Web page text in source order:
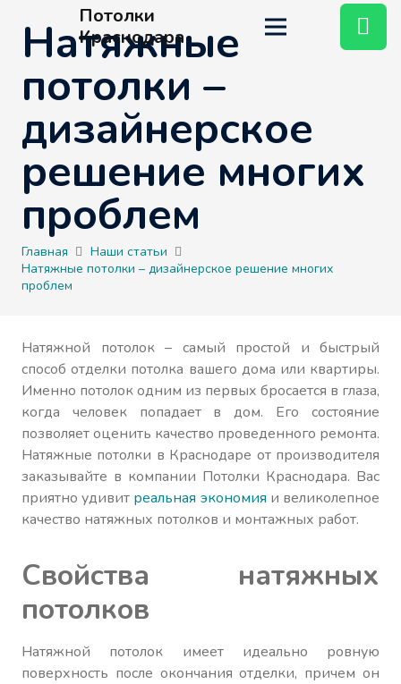
Потолки
Краснодара
Натяжные
потолки –
дизайнерское
решение многих
проблем
Главная
Наши статьи
Натяжные потолки – дизайнерское решение многих
проблем
Натяжной потолок – самый простой и быстрый
способ отделки потолка вашего дома или квартиры.
Именно потолок одним из первых бросается в глаза,
когда человек попадает в дом. Его состояние
позволяет оценить качество проведенного ремонта.
Натяжные потолки в Краснодаре от производителя
заказывайте в компании Потолки Краснодара. Вас
приятно удивит реальная экономия и великолепное
качество натяжных потолков и монтажных работ.
Свойства натяжных
потолков
Натяжной потолок имеет идеально ровную
поверхность после окончания отделки, причем он